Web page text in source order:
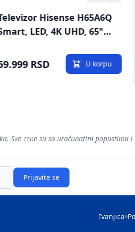
Hisense H43A6N
LED, 4K UHD, 43"
RSD NEDOSTUPAN
Sve cene su sa uračunatim popustima i
Prijavite se
Ivanjica